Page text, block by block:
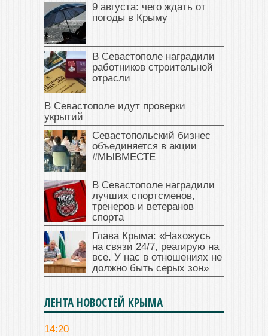
9 августа: чего ждать от
погоды в Крыму
В Севастополе наградили
работников строительной
отрасли
В Севастополе идут проверки
укрытий
Севастопольский бизнес
объединяется в акции
#МЫВМЕСТЕ
В Севастополе наградили
лучших спортсменов,
тренеров и ветеранов
спорта
Глава Крыма: «Нахожусь
на связи 24/7, реагирую на
все. У нас в отношениях не
должно быть серых зон»
ЛЕНТА НОВОСТЕЙ КРЫМА
14:20